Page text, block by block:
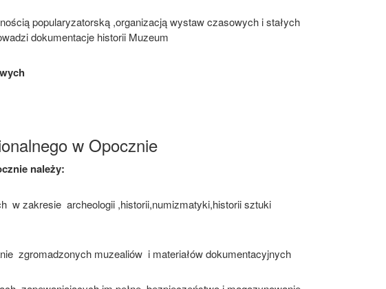
popularyzatorską ,organizacją wystaw czasowych i stałych
dokumentacje historii Muzeum
w Opocznie
należy:
w zakresie archeologii ,historii,numizmatyki,historii sztuki
zgromadzonych muzealiów i materiałów dokumentacyjnych